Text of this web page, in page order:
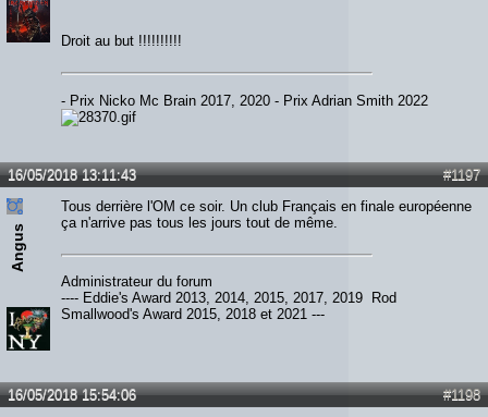
Droit au but !!!!!!!!!!
- Prix Nicko Mc Brain 2017, 2020 - Prix Adrian Smith 2022
#1197
16/05/2018 13:11:43
Angus
Tous derrière l'OM ce soir. Un club Français en finale européenne
ça n'arrive pas tous les jours tout de même.
Administrateur du forum
---- Eddie's Award 2013, 2014, 2015, 2017, 2019 Rod
Smallwood's Award 2015, 2018 et 2021 ---
#1198
16/05/2018 15:54:06